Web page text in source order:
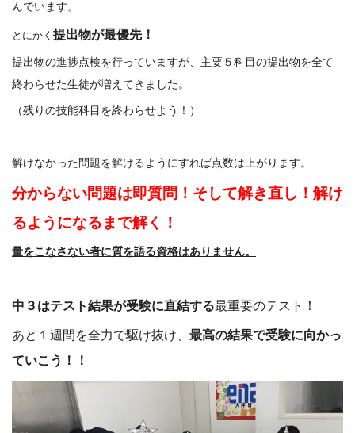
んでいます。
とにかく 提出物が最優先！
提出物の進捗点検を行っていますが、主要５科目の提出物を全て
終わらせた生徒が増えてきました。
（残りの技能科目を終わらせよう！）
解けなかった問題を解けるようにすれば点数は上がります。
分からない問題は即質問！そして解き直し！解け
るようになるまで解く！
量をこなさない者に質を語る資格はありません。
中３はテスト結果が受験に直結する最重要のテスト！
あと１週間を全力で駆け抜け、 最高の結果で受験に向かっ
ていこう！！